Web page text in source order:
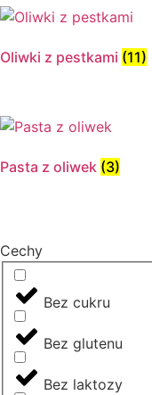
Oliwki z pestkami (11)
Pasta z oliwek (3)
Cechy
Bez cukru
Bez glutenu
Bez laktozy